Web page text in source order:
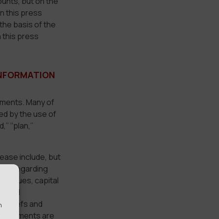
this press
basis of the
this press
Many of
by the use of
‘‘plan,’’
include, but
regarding
capital
and
beliefs and
are